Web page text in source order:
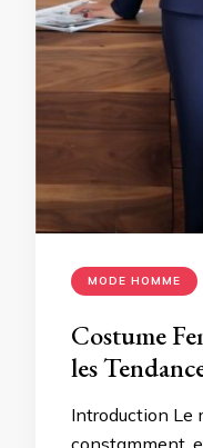
MODE HOMME
Costume
les
Introduction Le
constamment,